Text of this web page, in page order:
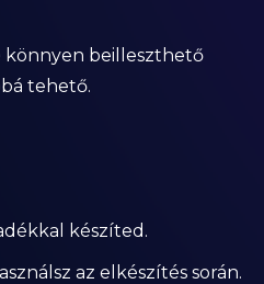
könnyen beilleszthető
tehető.
készíted.
az elkészítés során.